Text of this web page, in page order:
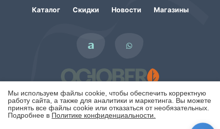
Мы используем файлы cookie, чтобы обеспечить корректную
работу сайта, а также для аналитики и маркетинга. Вы можете
принять все файлы cookie или отказаться от необязательных.
Подробнее в Политике конфиденциальности.
Каталог Скидки Новости Магазины
Политика конфиденциальности